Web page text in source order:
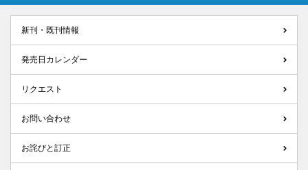
新刊・既刊情報
発売日カレンダー
リクエスト
お問い合わせ
お詫びと訂正